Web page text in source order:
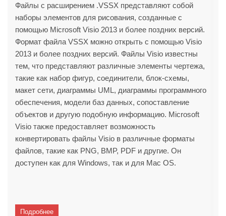
Файлы с расширением .VSSX представляют собой
наборы элементов для рисования, созданные с
помощью Microsoft Visio 2013 и более поздних версий.
Формат файла VSSX можно открыть с помощью Visio
2013 и более поздних версий. Файлы Visio известны
тем, что представляют различные элементы чертежа,
такие как набор фигур, соединители, блок-схемы,
макет сети, диаграммы UML, диаграммы программного
обеспечения, модели баз данных, сопоставление
объектов и другую подобную информацию. Microsoft
Visio также предоставляет возможность
конвертировать файлы Visio в различные форматы
файлов, такие как PNG, BMP, PDF и другие. Он
доступен как для Windows, так и для Mac OS.
Подробнее